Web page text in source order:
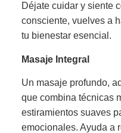
Déjate cuidar y siente
consciente, vuelves a
tu bienestar esencial.
Masaje Integral
Un masaje profundo,
que combina técnicas
estiramientos suaves
emocionales. Ayuda a